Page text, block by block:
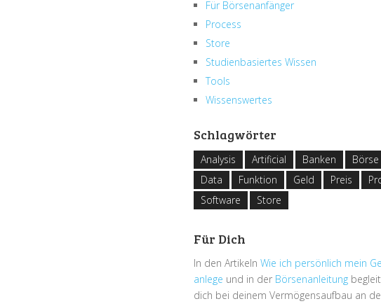
Für Börsenanfänger
Process
Store
Studienbasiertes Wissen
Tools
Wissenswertes
Schlagwörter
Analysis Artificial Banken
Börse
Data
Funktion Geld Preis
Software
Store
Für Dich
In den Artikeln Wie ich persönlich mein
anlege und in der Börsenanleitung
dich bei deinem Vermögensaufbau an